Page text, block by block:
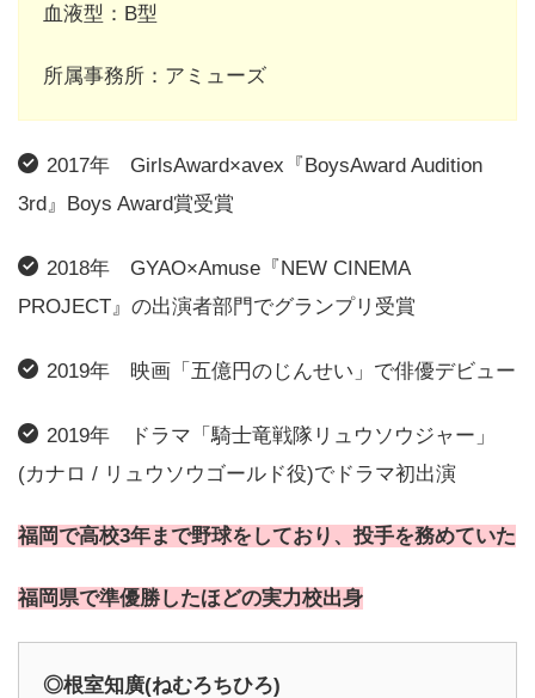
血液型：B型
所属事務所：アミューズ
2017年 GirlsAward×avex『BoysAward Audition
3rd』Boys Award賞受賞
2018年 GYAO×Amuse『NEW CINEMA
PROJECT』の出演者部門でグランプリ受賞
2019年 映画「五億円のじんせい」で俳優デビュー
2019年 ドラマ「騎士竜戦隊リュウソウジャー」
(カナロ / リュウソウゴールド役)でドラマ初出演
福岡で高校3年まで野球をしており、投手を務めていた
福岡県で準優勝したほどの実力校出身
◎根室知廣(ねむろちひろ)